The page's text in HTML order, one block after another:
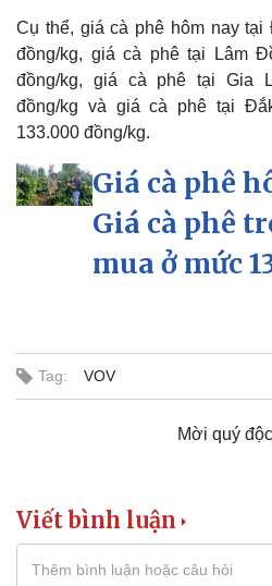
Bất động sản
Khởi nghiệp
Cụ thể, giá cà phê hôm nay
đồng/kg, giá cà phê tại Lâm
đồng/kg, giá cà phê tại Gia
đồng/kg và giá cà phê tại
133.000 đồng/kg.
Giá cà phê
Giá cà phê
mua ở mức
Tag: VOV
Mời quý
Viết bình luận